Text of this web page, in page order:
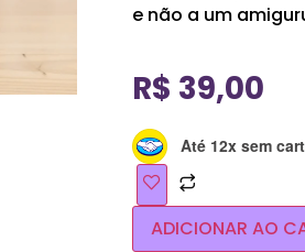
e não a um
R$ 39,00
Até 12x sem
ADICIONAR AO